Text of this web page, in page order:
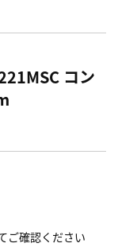
コン
ご確認ください